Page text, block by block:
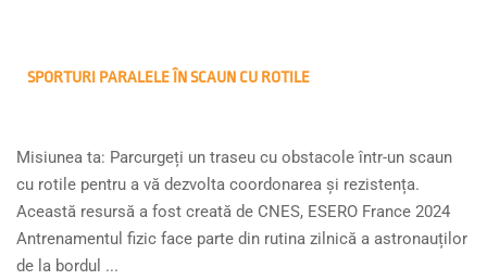
SPORTURI PARALELE ÎN SCAUN CU ROTILE
Misiunea ta: Parcurgeți un traseu cu obstacole într-un scaun
cu rotile pentru a vă dezvolta coordonarea și rezistența.
Această resursă a fost creată de CNES, ESERO France 2024
Antrenamentul fizic face parte din rutina zilnică a astronauților
de la bordul ...